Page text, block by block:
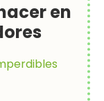
en